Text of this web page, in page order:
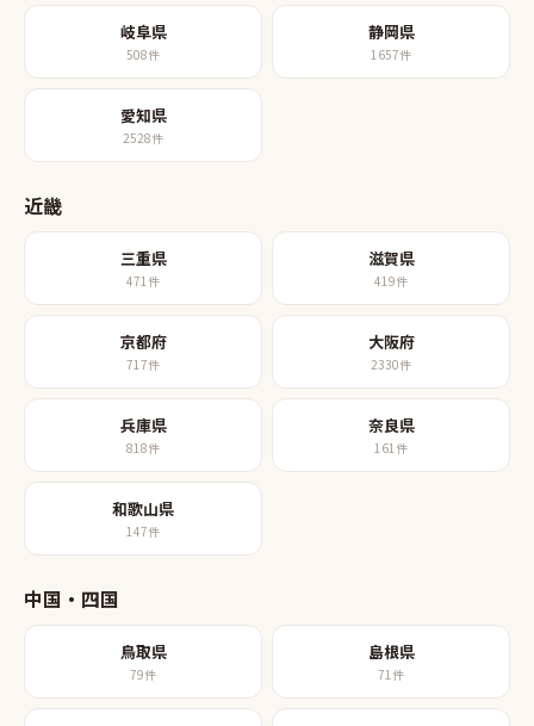
岐阜県
508件
静岡県
1657件
愛知県
2528件
近畿
三重県
471件
滋賀県
419件
京都府
717件
大阪府
2330件
兵庫県
818件
奈良県
161件
和歌山県
147件
中国・四国
鳥取県
79件
島根県
71件